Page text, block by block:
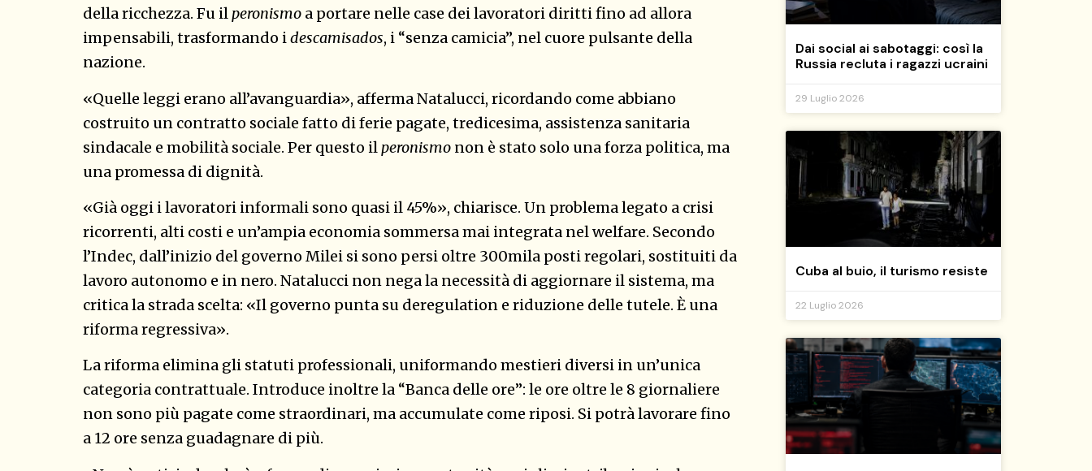
della ricchezza. Fu ilperonismo a portare nelle case dei lavoratori diritti fino ad allora
impensabili, trasformando idescamisados, i “senza camicia”, nel cuore pulsante della
nazione.
«Quelle leggi erano all’avanguardia», afferma Natalucci, ricordando come abbiano
costruito un contratto sociale fatto di ferie pagate, tredicesima, assistenza sanitaria
sindacale e mobilità sociale. Per questo ilperonismo non è stato solo una forza politica, ma
una promessa di dignità.
«Già oggi i lavoratori informali sono quasi il 45%», chiarisce. Un problema legato a crisi
ricorrenti, alti costi e un’ampia economia sommersa mai integrata nel welfare. Secondo
l’Indec, dall’inizio del governo Milei si sono persi oltre 300mila posti regolari, sostituiti da
lavoro autonomo e in nero. Natalucci non nega la necessità di aggiornare il sistema, ma
critica la strada scelta: «Il governo punta su deregulation e riduzione delle tutele. È una
riforma regressiva».
La riforma elimina gli statuti professionali, uniformando mestieri diversi in un’unica
categoria contrattuale. Introduce inoltre la “Banca delle ore”: le ore oltre le 8 giornaliere
non sono più pagate come straordinari, ma accumulate come riposi. Si potrà lavorare fino
a 12 ore senza guadagnare di più.
Dai social ai sabotaggi: così la
Russia recluta i ragazzi ucraini
29 Luglio 2026
Cuba al buio, il turismo resiste
22 Luglio 2026